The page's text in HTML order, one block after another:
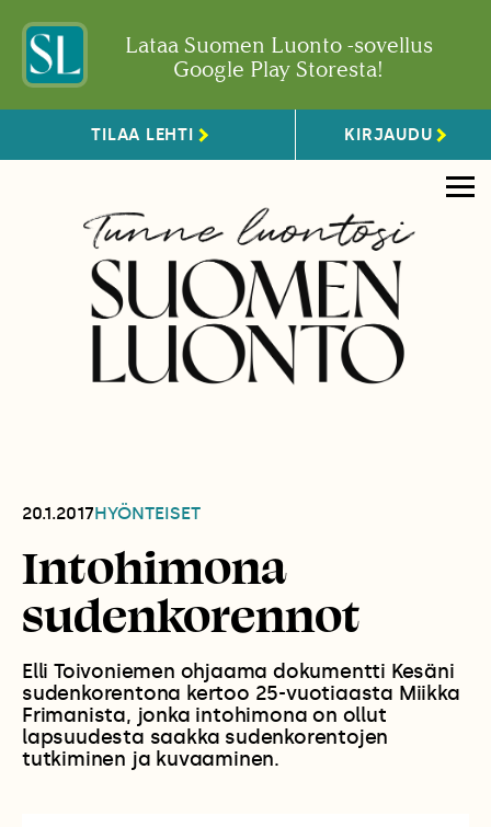
Lataa Suomen Luonto -sovellus
Google Play Storesta!
TILAA LEHTI KIRJAUDU
20.1.2017HYÖNTEISET
Intohimona
sudenkorennot
Elli Toivoniemen ohjaama dokumentti Kesäni
sudenkorentona kertoo 25-vuotiaasta Miikka
Frimanista, jonka intohimona on ollut
lapsuudesta saakka sudenkorentojen
tutkiminen ja kuvaaminen.